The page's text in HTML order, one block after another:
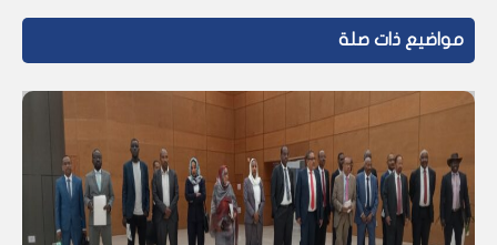
مواضيع ذات صلة